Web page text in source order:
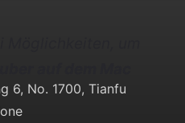
um
6, No. 1700, Tianfu